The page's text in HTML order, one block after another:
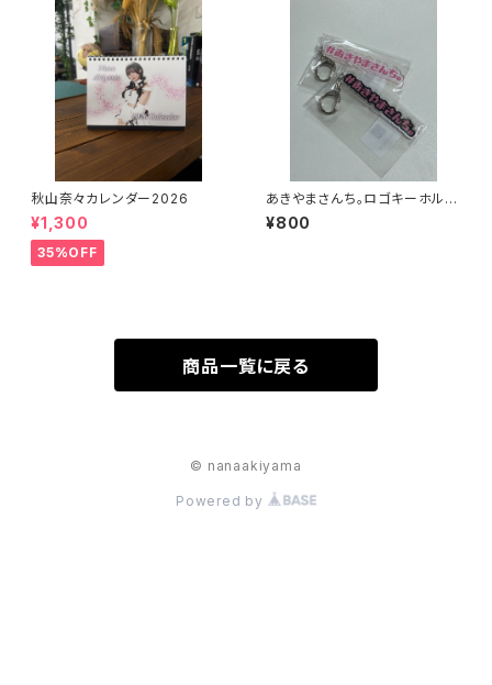
秋山奈々カレンダー2026
¥1,300
35%OFF
あきやまさんち。ロゴキーホルダ
ー
¥800
商品一覧に戻る
© nanaakiyama
Powered by